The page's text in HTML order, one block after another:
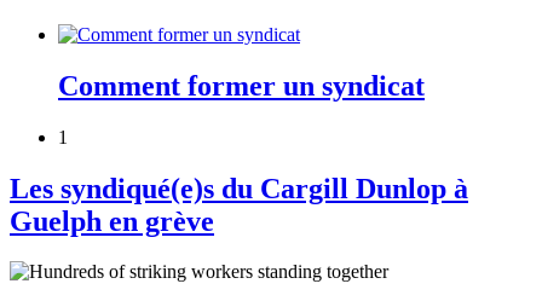
Comment former un syndicat
1
Les syndiqué(e)s du Cargill Dunlop à
Guelph en grève